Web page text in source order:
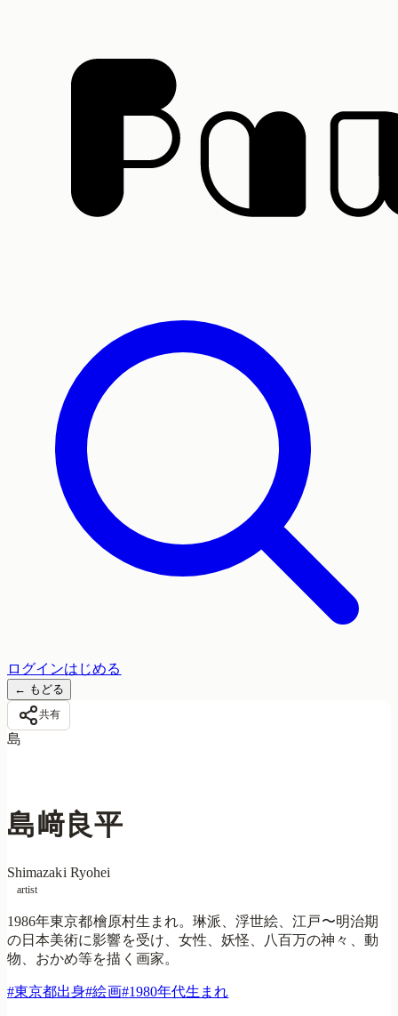
ログインはじめる
← もどる
共有
島
島﨑良平
Shimazaki Ryohei
artist
1986年東京都檜原村生まれ。琳派、浮世絵、江戸〜明治期
の日本美術に影響を受け、女性、妖怪、八百万の神々、動
物、おかめ等を描く画家。
#東京都出身#絵画#1980年代生まれ